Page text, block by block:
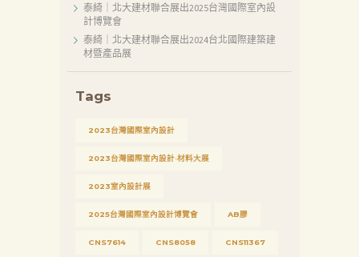
泰綺｜北大建材聯合展出2025台灣國際室內設
計博覽會
泰綺｜北大建材聯合展出2024台北國際建築建
材暨產品展
Tags
2023台灣國際室內設計
2023台灣國際室內設計·材料大展
2023室內設計展
2025台灣國際室內設計博覽會 AB膠
CNS7614 CNS8058 CNS11367